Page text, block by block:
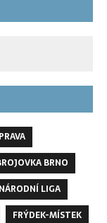
BRNO
LIGA
FRÝDEK-MÍSTEK